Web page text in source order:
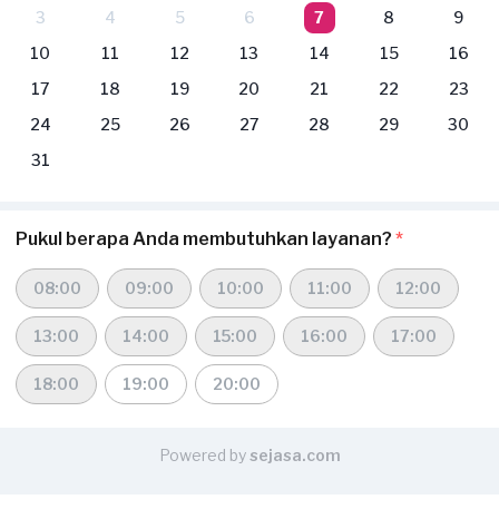
3
4 5 6 7 8
9
10
11 12 13 14 15
16
17
18 19 20 21 22
23
24
25 26 27 28 29
30
31
Pukul berapa Anda membutuhkan layanan? *
08:00 09:00 10:00 11:00 12:00
13:00 14:00 15:00 16:00 17:00
18:00 19:00 20:00
Powered bysejasa.com